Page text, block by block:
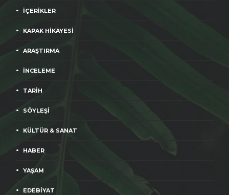
İÇERİKLER
KAPAK HİKAYESİ
ARAŞTIRMA
İNCELEME
TARİH
SÖYLEŞİ
KÜLTÜR & SANAT
HABER
YAŞAM
EDEBİYAT